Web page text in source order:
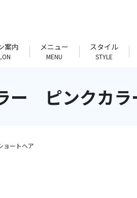
案内 メニュー
MENU
スタイル
STYLE
ー ピンクカラ
ョートヘア